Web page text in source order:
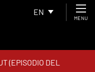
EN
MENU
(EPISODIO DEL